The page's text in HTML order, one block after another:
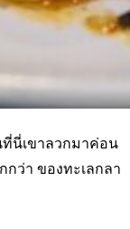
ที่นี่เขาลวกมาค่อน
กว่า ของทะเลกลา